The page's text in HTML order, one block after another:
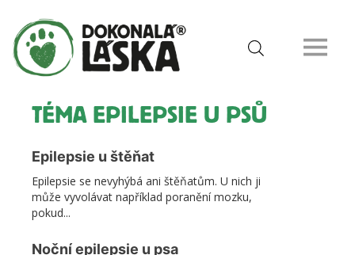
TÉMA EPILEPSIE U PSŮ
Epilepsie u štěňat
Epilepsie se nevyhýbá ani štěňatům. U nich ji
může vyvolávat například poranění mozku,
pokud...
Noční epilepsie u psa